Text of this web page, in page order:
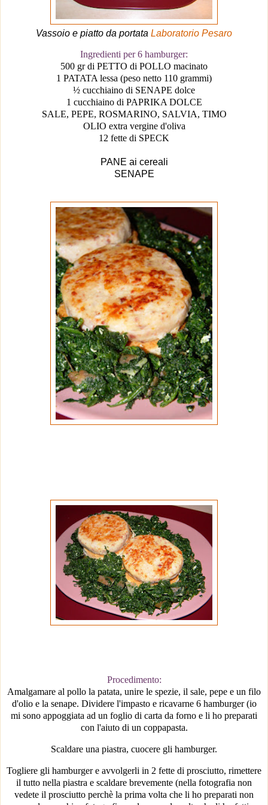
Vassoio e piatto da portata Laboratorio Pesaro
Ingredienti per 6 hamburger:
500 gr di PETTO di POLLO macinato
1 PATATA lessa (peso netto 110 grammi)
½ cucchiaino di SENAPE dolce
1 cucchiaino di PAPRIKA DOLCE
SALE, PEPE, ROSMARINO, SALVIA, TIMO
OLIO extra vergine d'oliva
12 fette di SPECK
PANE ai cereali
SENAPE
Procedimento:
Amalgamare al pollo la patata, unire le spezie, il sale, pepe e un filo
d'olio e la senape. Dividerel'impasto e ricavarne 6 hamburger (io
mi sono appoggiata ad un foglio di carta da forno e li ho preparati
con l'aiuto di un coppapasta.
Scaldare una piastra, cuocere gli hamburger.
Togliere gli hamburger e avvolgerli in 2 fette di prosciutto, rimettere
il tutto nella piastra e scaldare brevemente (nella fotografia non
vedete il prosciutto perchè la prima volta che li ho preparati non